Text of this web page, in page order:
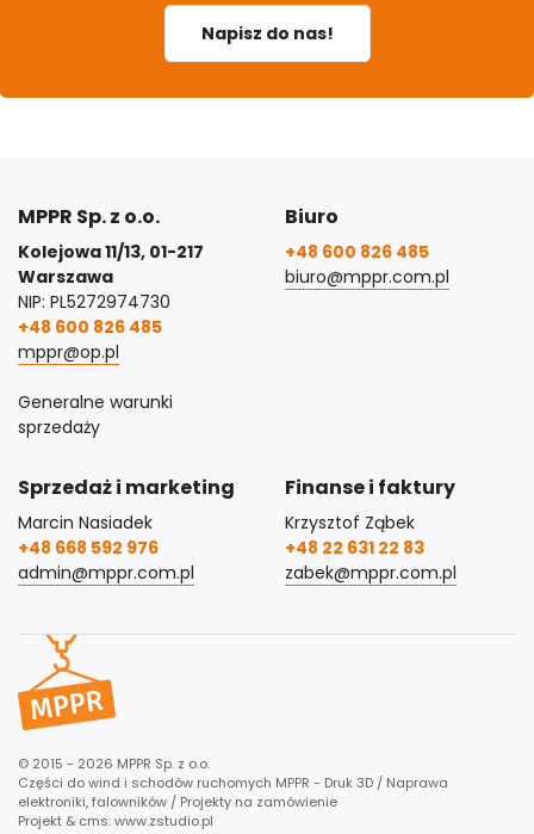
Napisz do nas!
MPPR Sp. z o.o.
Kolejowa 11/13, 01-217
Warszawa
NIP: PL5272974730
+48 600 826 485
mppr@op.pl
Generalne warunki
sprzedaży
Biuro
+48 600 826 485
biuro@mppr.com.pl
Sprzedaż i marketing
Marcin Nasiadek
+48 668 592 976
admin@mppr.com.pl
Finanse i faktury
Krzysztof Ząbek
+48 22 631 22 83
zabek@mppr.com.pl
© 2015 - 2026 MPPR Sp. z o.o.
Części do wind i schodów ruchomych MPPR - Druk 3D / Naprawa
elektroniki, falowników / Projekty na zamówienie
Projekt & cms:www.zstudio.pl